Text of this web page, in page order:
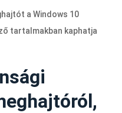
a Windows 10
tartalmakban kaphatja